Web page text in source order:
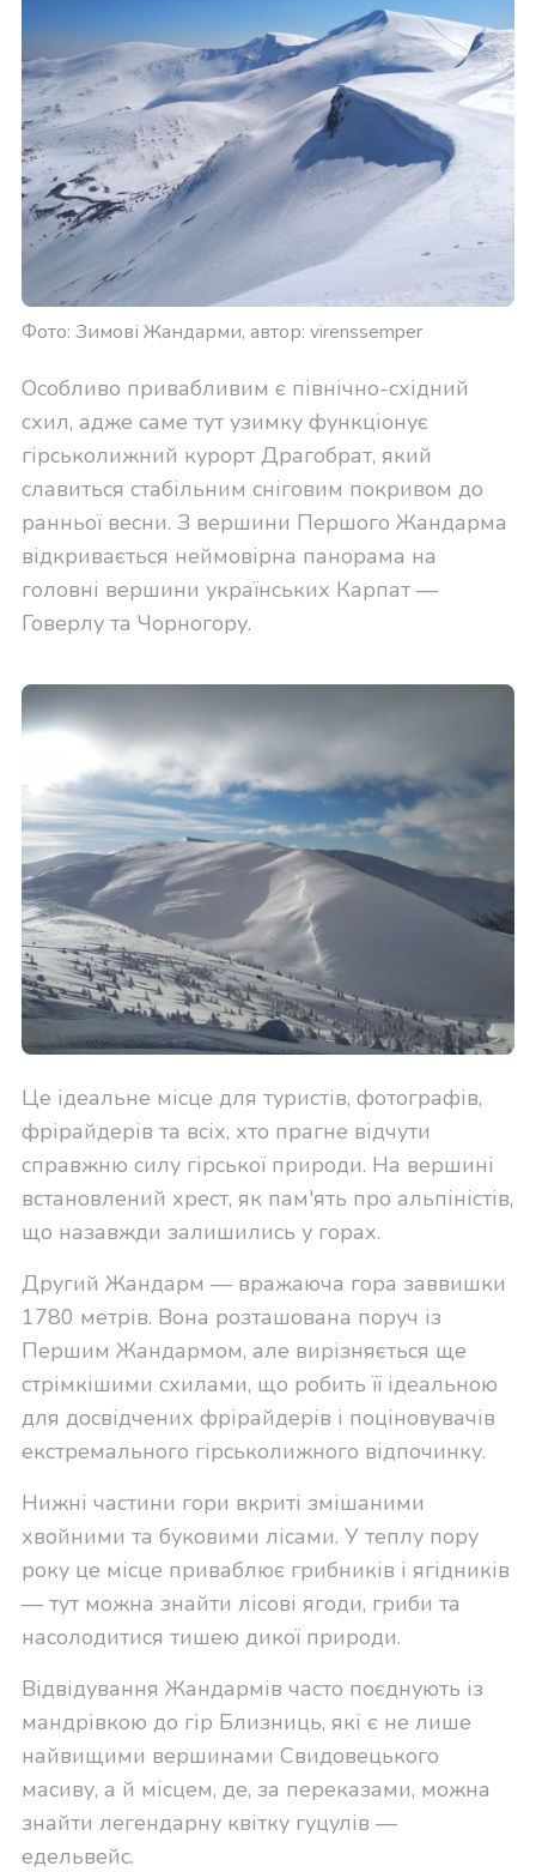
Фото: Зимові Жандарми, автор: virenssemper
Особливо привабливим є північно-східний
схил, адже саме тут узимку функціонує
гірськолижний курорт Драгобрат, який
славиться стабільним сніговим покривом до
ранньої весни. З вершини Першого Жандарма
відкривається неймовірна панорама на
головні вершини українських Карпат —
Говерлу та Чорногору.
Це ідеальне місце для туристів, фотографів,
фрірайдерів та всіх, хто прагне відчути
справжню силу гірської природи. На вершині
встановлений хрест, як пам'ять про альпіністів,
що назавжди залишились у горах.
Другий Жандарм — вражаюча гора заввишки
1780 метрів. Вона розташована поруч із
Першим Жандармом, але вирізняється ще
стрімкішими схилами, що робить її ідеальною
для досвідчених фрірайдерів і поціновувачів
екстремального гірськолижного відпочинку.
Нижні частини гори вкриті змішаними
хвойними та буковими лісами. У теплу пору
року це місце приваблює грибників і ягідників
— тут можна знайти лісові ягоди, гриби та
насолодитися тишею дикої природи.
Відвідування Жандармів часто поєднують із
мандрівкою до гір Близниць, які є не лише
найвищими вершинами Свидовецького
масиву, а й місцем, де, за переказами, можна
знайти легендарну квітку гуцулів —
едельвейс.